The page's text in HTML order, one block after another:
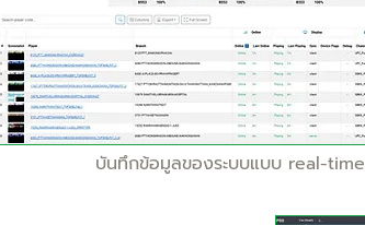
บันทึกข้อมูลของระบบแบบ real-time